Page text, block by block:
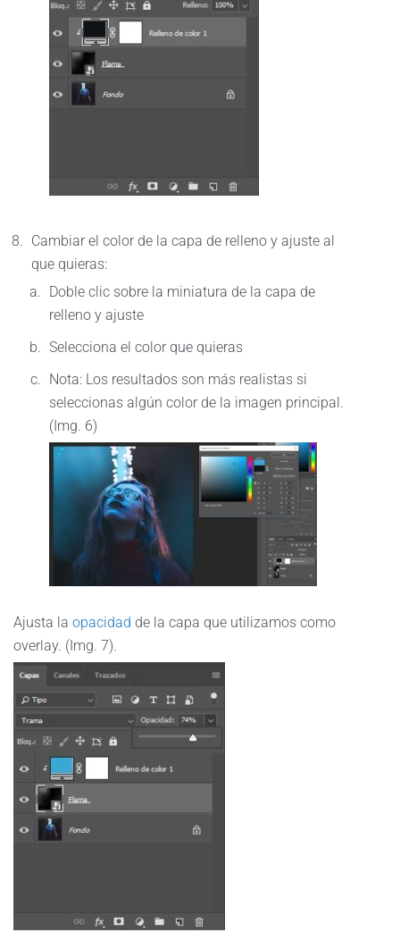
Cambiar el color de la capa de relleno y ajuste al
que quieras:
Doble clic sobre la miniatura de la capa de
relleno y ajuste
Selecciona el color que quieras
Nota: Los resultados son más realistas si
seleccionas algún color de la imagen principal.
(Img. 6)
Ajusta la opacidad de la capa que utilizamos como
overlay. (Img. 7).